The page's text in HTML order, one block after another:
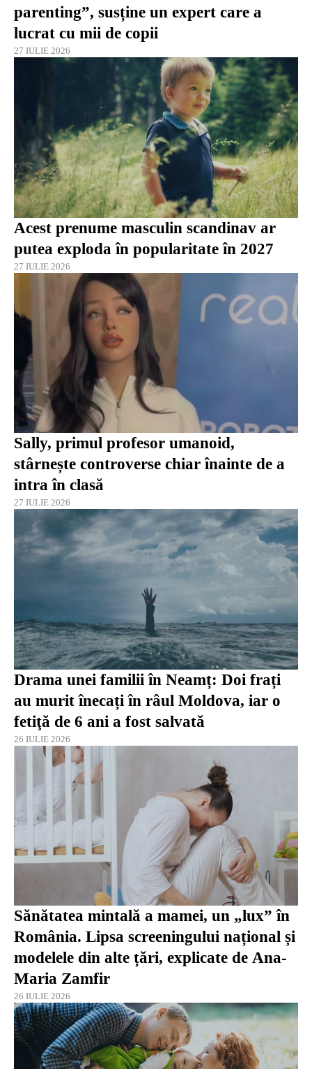
parenting”, susține un expert care a
lucrat cu mii de copii
27 IULIE 2026
Acest prenume masculin scandinav ar
putea exploda în popularitate în 2027
27 IULIE 2026
Sally, primul profesor umanoid,
stârnește controverse chiar înainte de a
intra în clasă
27 IULIE 2026
Drama unei familii în Neamț: Doi frați
au murit înecați în râul Moldova, iar o
fetiţă de 6 ani a fost salvată
26 IULIE 2026
Sănătatea mintală a mamei, un „lux” în
România. Lipsa screeningului național și
modelele din alte țări, explicate de Ana-
Maria Zamfir
26 IULIE 2026